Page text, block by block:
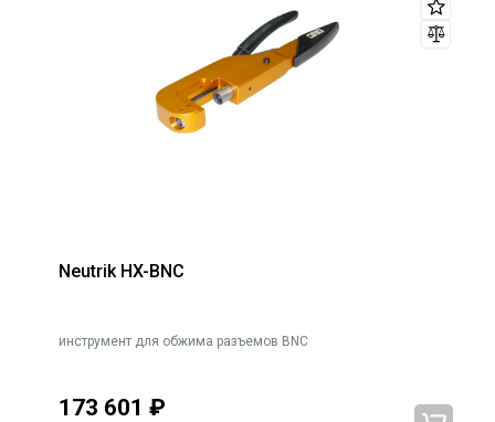
Neutrik HX-BNC
инструмент для обжима разъемов BNC
173 601 ₽